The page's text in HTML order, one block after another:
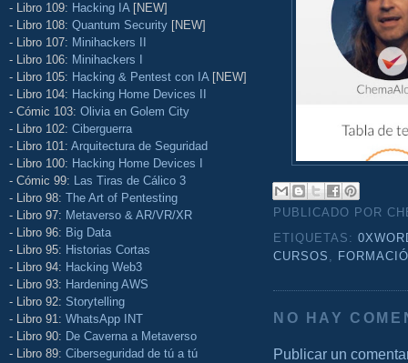
- Libro 109: Hacking IA[NEW]
- Libro 108: Quantum Security [NEW]
- Libro 107: Minihackers II
- Libro 106: Minihackers I
- Libro 105: Hacking & Pentest con IA[NEW]
- Libro 104: Hacking Home Devices II
- Cómic 103: Olivia en Golem City
- Libro 102: Ciberguerra
- Libro 101: Arquitectura de Seguridad
- Libro 100: Hacking Home Devices I
- Cómic 99: Las Tiras de Cálico 3
- Libro 98: The Art of Pentesting
- Libro 97: Metaverso & AR/VR/XR
- Libro 96: Big Data
- Libro 95: Historias Cortas
- Libro 94: Hacking Web3
- Libro 93: Hardening AWS
- Libro 92: Storytelling
- Libro 91: WhatsApp INT
- Libro 90: De Caverna a Metaverso
- Libro 89: Ciberseguridad de tú a tú
PUBLICADO POR
ETIQUETAS:
CURSOS
NO HAY
Publicar un